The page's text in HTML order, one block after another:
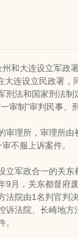
和大连设立军政
连设立民政署，
法和国家刑法制
审制”审判民事、
理所，审理所由
不服上诉案件。
军政合一的关东
9月，关东都督府
院由1名判官判
法院、长崎地